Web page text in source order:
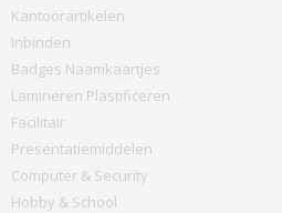
Kantoorartikelen
Inbinden
Badges Naamkaartjes
Lamineren Plastificeren
Facilitair
Presentatiemiddelen
Computer & Security
Hobby & School